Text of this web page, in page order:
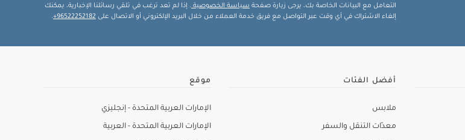
التعامل مع البيانات الخاصة بك، يرجى زيارة صفحة سياسة الخصوصية . إذا لم تعد ترغب في تلقي رسائلنا الإخبارية، يمكنك
إلغاء الاشتراك في أي وقت عبر التواصل مع فريق خدمة العملاء من خلال البريد الإلكتروني أو الاتصال على 96522252182+
.
أفضل الفئات
ملابس
معدّات التنقل والسفر
موقع
الإمارات العربية المتحدة - إنجليزي
الإمارات العربية المتحدة - العربية